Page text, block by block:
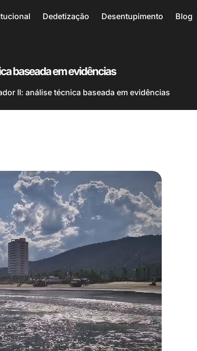
Dedetização Desentupimento Blog
baseada em evidências
II: análise técnica baseada em evidências